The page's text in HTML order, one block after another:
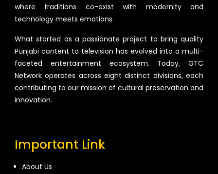
where traditions co-exist with modernity and
technology meets emotions.
What started as a passionate project to bring quality
Punjabi content to television has evolved into a multi-
faceted entertainment ecosystem. Today, GTC
Network operates across eight distinct divisions, each
contributing to our mission of cultural preservation and
innovation.
Important Link
About Us